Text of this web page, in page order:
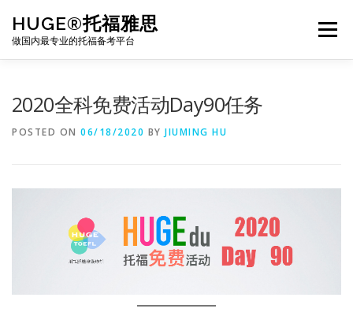
content
HUGE®托福雅思
做国内最专业的托福备考平台
Menu
2020全科免费活动Day90任务
POSTED ON 06/18/2020 BY JIUMING HU